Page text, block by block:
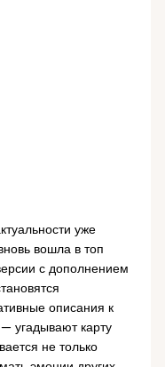
уже
вошла в топ
с дополнением
описания к
угадывают карту
не только